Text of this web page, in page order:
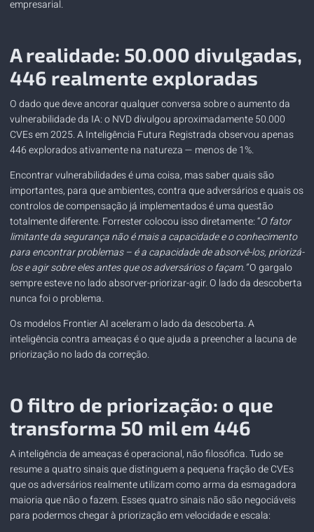
empresarial.
A realidade: 50.000 divulgadas,
446 realmente exploradas
O dado que deve ancorar qualquer conversa sobre o aumento da
vulnerabilidade da IA: o NVD divulgou aproximadamente 50.000
CVEs em 2025. A Inteligência Futura Registrada observou apenas
446 explorados ativamente na natureza — menos de 1%.
Encontrar vulnerabilidades é uma coisa, mas saber quais são
importantes, para que ambientes, contra que adversários e quais os
controlos de compensação já implementados é uma questão
totalmente diferente.Forrester colocou isso diretamente: “O fator
limitante da segurança não é mais a capacidade e o conhecimento
para encontrar problemas – é a capacidade de absorvê-los, priorizá-
los e agir sobre eles antes que os adversários o façam.”O gargalo
sempre esteve no lado absorver-priorizar-agir. O lado da descoberta
nunca foi o problema.
Os modelos Frontier AI aceleram o lado da descoberta. A
inteligência contra ameaças é o que ajuda a preencher a lacuna de
priorização no lado da correção.
O filtro de priorização: o que
transforma 50 mil em 446
A inteligência de ameaças é operacional, não filosófica. Tudo se
resume a quatro sinais que distinguem a pequena fração de CVEs
que os adversários realmente utilizam como arma da esmagadora
maioria que não o fazem. Esses quatro sinais não são negociáveis ​​
para podermos chegar à priorização em velocidade e escala: